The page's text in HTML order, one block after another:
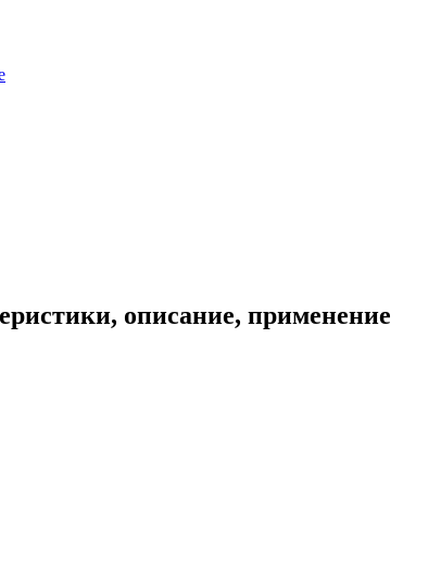
описание, применение